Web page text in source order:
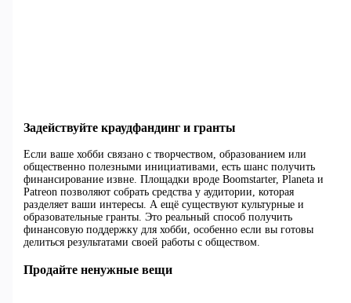
Задействуйте краудфандинг и гранты
Если ваше хобби связано с творчеством, образованием или
общественно полезными инициативами, есть шанс получить
финансирование извне. Площадки вроде Boomstarter, Planeta и
Patreon позволяют собрать средства у аудитории, которая
разделяет ваши интересы. А ещё существуют культурные и
образовательные гранты. Это реальный способ получить
финансовую поддержку для хобби, особенно если вы готовы
делиться результатами своей работы с обществом.
Продайте ненужные вещи